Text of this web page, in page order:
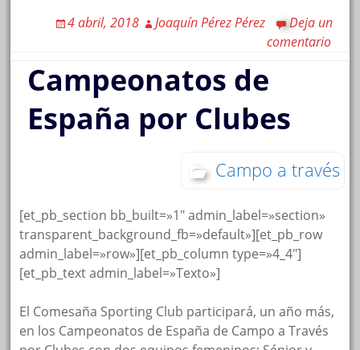
4 abril, 2018 Joaquín Pérez Pérez
Deja un
comentario
Campeonatos de
España por Clubes
Campo a través
[et_pb_section bb_built=»1″ admin_label=»section»
transparent_background_fb=»default»][et_pb_row
admin_label=»row»][et_pb_column type=»4_4″]
[et_pb_text admin_label=»Texto»]
El Comesaña Sporting Club participará, un año más,
en los Campeonatos de España de Campo a Través